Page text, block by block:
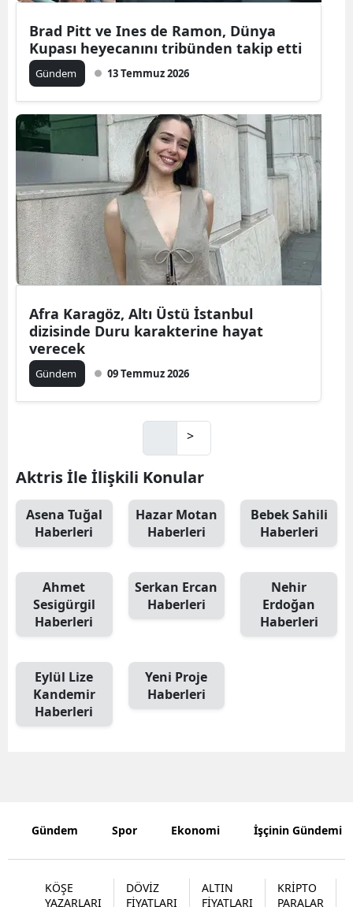
Brad Pitt ve Ines de Ramon, Dünya
Kupası heyecanını tribünden takip etti
Gündem 13 Temmuz 2026
Afra Karagöz, Altı Üstü İstanbul
dizisinde Duru karakterine hayat
verecek
Gündem 09 Temmuz 2026
>
Aktris İle İlişkili Konular
Asena Tuğal
Haberleri
Hazar Motan
Haberleri
Bebek Sahili
Haberleri
Ahmet
Sesigürgil
Haberleri
Serkan Ercan
Haberleri
Nehir
Erdoğan
Haberleri
Eylül Lize
Kandemir
Haberleri
Yeni Proje
Haberleri
Gündem Spor Ekonomi İşçinin Gündemi
KÖŞE
YAZARLARI
DÖVİZ
FİYATLARI
ALTIN
FİYATLARI
KRİPTO
PARALAR